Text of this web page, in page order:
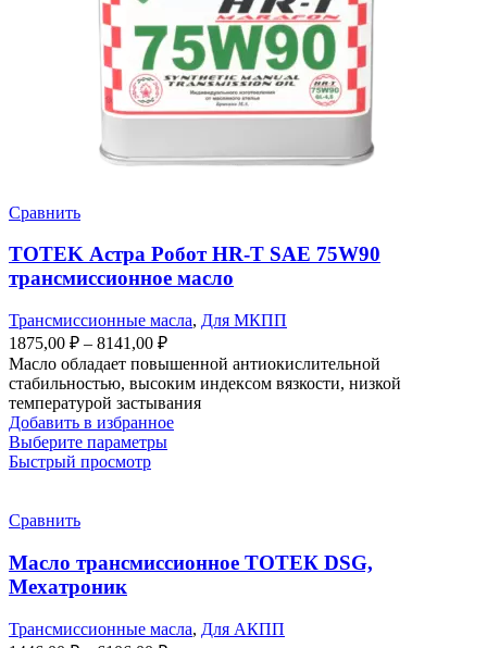
Сравнить
TOTEK Астра Робот HR-T SAE 75W90
трансмиссионное масло
Трансмиссионные масла, Для МКПП
1875,00 ₽ – 8141,00 ₽Диапазон
цен:
1875,00 ₽
–
8141,00 ₽
Масло обладает повышенной антиокислительной
стабильностью, высоким индексом вязкости, низкой
температурой застывания
Добавить в избранное
Выберите параметрыЭтот
можно
выбрать
товара.
Быстрый просмотр
Сравнить
​Масло трансмиссионное ТОТЕК DSG,
Мехатроник
Трансмиссионные масла, Для АКПП